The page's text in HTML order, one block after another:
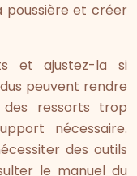
et créer
et ajustez-la si
peuvent rendre
ressorts trop
nécessaire.
des outils
le manuel du